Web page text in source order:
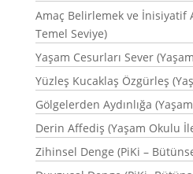
Amaç Belirlemek ve İnisiyatif
Temel Seviye)
Yaşam Cesurları Sever
Yüzleş Kucaklaş Özgürleş
Gölgelerden Aydınlığa
Derin Affediş (Yaşam Okulu
Zihinsel Denge (PiKi –